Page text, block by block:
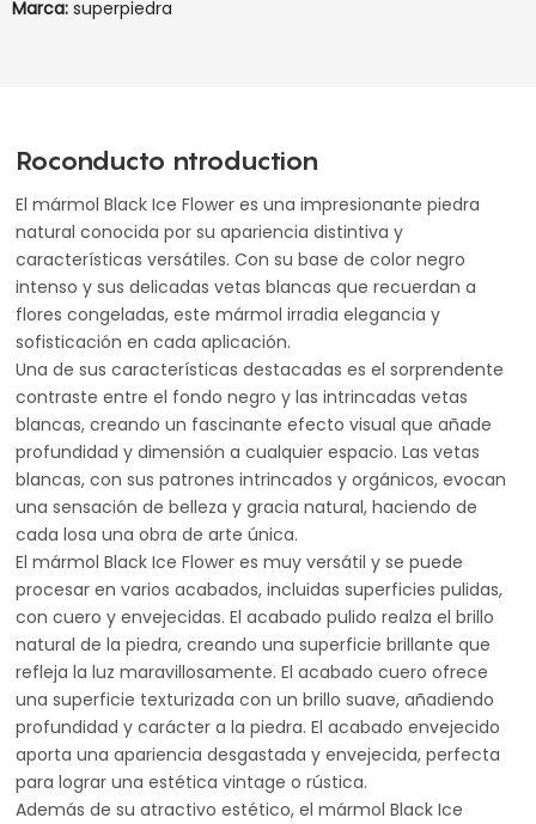
Marca: superpiedra
Roconducto ntroduction
El mármol Black Ice Flower es una impresionante piedra
natural conocida por su apariencia distintiva y
características versátiles. Con su base de color negro
intenso y sus delicadas vetas blancas que recuerdan a
flores congeladas, este mármol irradia elegancia y
sofisticación en cada aplicación.
Una de sus características destacadas es el sorprendente
contraste entre el fondo negro y las intrincadas vetas
blancas, creando un fascinante efecto visual que añade
profundidad y dimensión a cualquier espacio. Las vetas
blancas, con sus patrones intrincados y orgánicos, evocan
una sensación de belleza y gracia natural, haciendo de
cada losa una obra de arte única.
El mármol Black Ice Flower es muy versátil y se puede
procesar en varios acabados, incluidas superficies pulidas,
con cuero y envejecidas. El acabado pulido realza el brillo
natural de la piedra, creando una superficie brillante que
refleja la luz maravillosamente. El acabado cuero ofrece
una superficie texturizada con un brillo suave, añadiendo
profundidad y carácter a la piedra. El acabado envejecido
aporta una apariencia desgastada y envejecida, perfecta
para lograr una estética vintage o rústica.
Además de su atractivo estético, el mármol Black Ice